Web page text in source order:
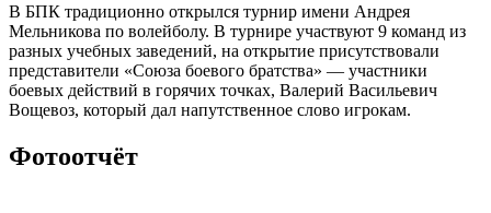
В БПК традиционно открылся турнир имени Андрея
Мельникова по волейболу. В турнире участвуют 9 команд из
разных учебных заведений, на открытие присутствовали
представители «Союза боевого братства» — участники
боевых действий в горячих точках, Валерий Васильевич
Вощевоз, который дал напутственное слово игрокам.
Фотоотчёт